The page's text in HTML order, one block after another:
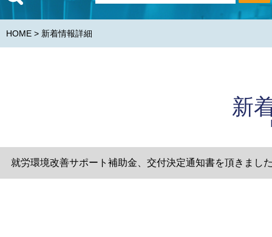
HOME> 新着情報詳細
新
就労環境改善サポート補助金、交付決定通知書を頂きま